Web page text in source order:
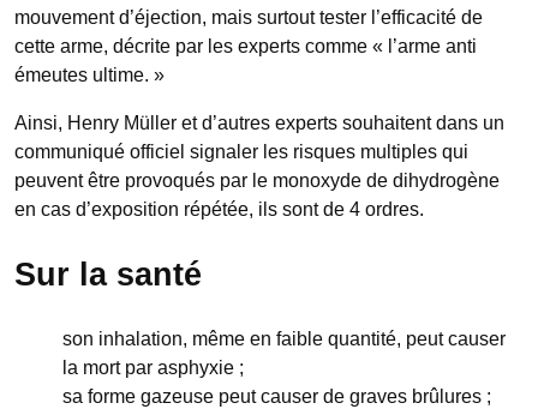
mouvement d’éjection, mais surtout tester l’efficacité de
cette arme, décrite par les experts comme « l’arme anti
émeutes ultime. »
Ainsi, Henry Müller et d’autres experts souhaitent dans un
communiqué officiel signaler les risques multiples qui
peuvent être provoqués par le monoxyde de dihydrogène
en cas d’exposition répétée, ils sont de 4 ordres.
Sur la santé
son inhalation, même en faible quantité, peut causer
la mort par asphyxie ;
sa forme gazeuse peut causer de graves brûlures ;